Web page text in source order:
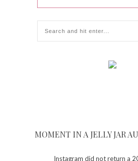
MOMENT IN A JELLY JAR
Instagram did not return a